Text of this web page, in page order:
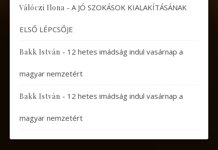
Válóczi Ilona - A JÓ SZOKÁSOK KIALAKÍTÁSÁNAK
ELSŐ LÉPCSŐJE
Bakk István - 12 hetes imádság indul vasárnap a
magyar nemzetért
Bakk István - 12 hetes imádság indul vasárnap a
magyar nemzetért